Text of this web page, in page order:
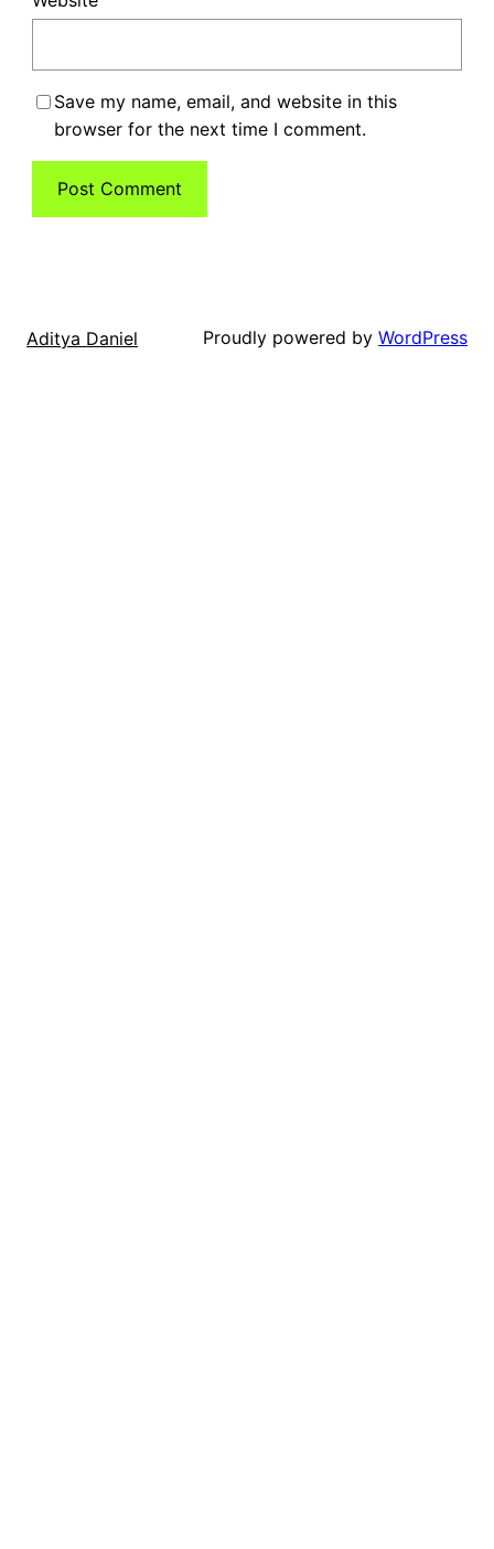
Save my name, email, and website in this
browser for the next time I comment.
Aditya Daniel Proudly powered by WordPress